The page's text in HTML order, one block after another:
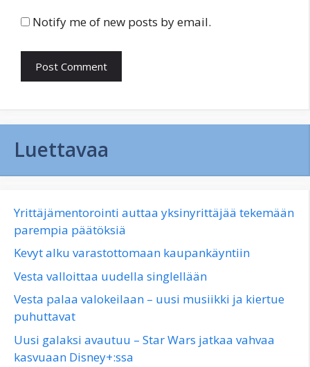
Notify me of new posts by email.
Luettavaa
Yrittäjämentorointi auttaa yksinyrittäjää tekemään
parempia päätöksiä
Kevyt alku varastottomaan kaupankäyntiin
Vesta valloittaa uudella singlellään
Vesta palaa valokeilaan – uusi musiikki ja kiertue
puhuttavat
Uusi galaksi avautuu – Star Wars jatkaa vahvaa
kasvuaan Disney+:ssa